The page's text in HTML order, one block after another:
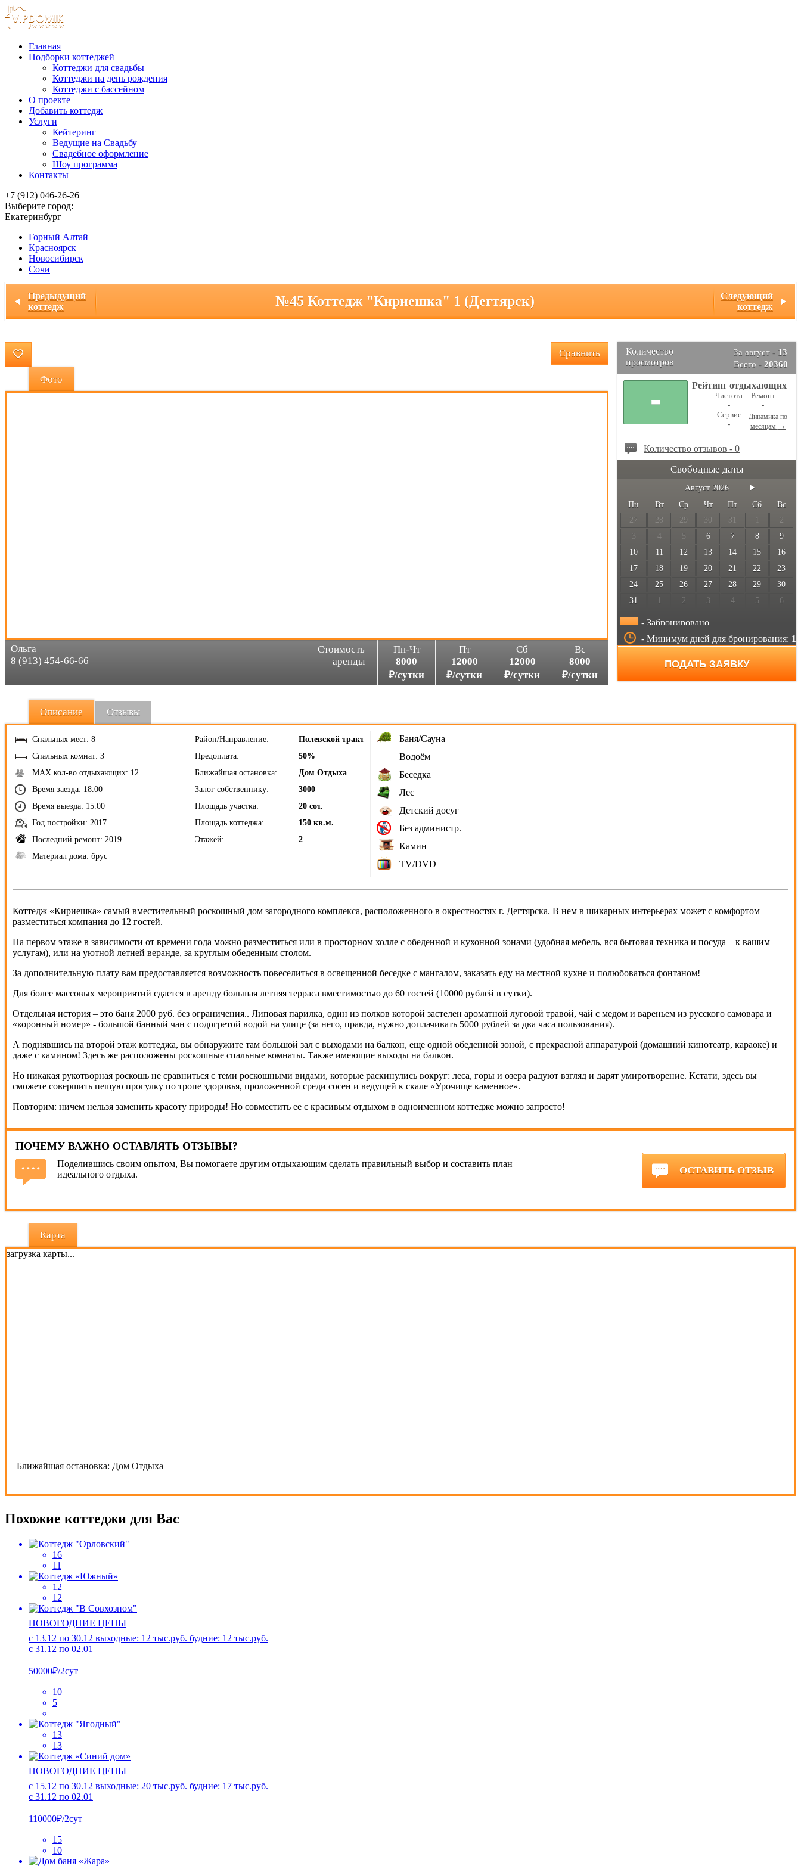
Главная
Подборки коттеджей
Коттеджи для свадьбы
Коттеджи на день рождения
Коттеджи с бассейном
О проекте
Добавить коттедж
Услуги
Кейтеринг
Ведущие на Свадьбу
Свадебное оформление
Шоу программа
Контакты
+7 (912) 046-26-26
Выберите город:
Екатеринбург
Горный Алтай
Красноярск
Новосибирск
Сочи
Предыдущий
коттедж
Следующий
коттедж
№45 Коттедж "Кириешка" 1 (Дегтярск)
Количество
просмотров
За август - 13
Всего - 20360
- Рейтинг отдыхающих
Чистота
-
Ремонт
-
Сервис
-
Динамика по
месяцам →
Количество отзывов - 0
Свободные даты
Август 2026
Пн
Вт Ср Чт Пт Сб
Вс
27
28 29 30 31
2
3
4 5 6 7 8
9
10
11 12 13 14 15
16
17
18 19 20 21 22
23
24
25 26 27 28 29
30
31
2 3 4 5 6
- Забронировано
- Минимум дней для бронирования: 1
ПОДАТЬ ЗАЯВКУ
Сравнить
Фото
Ольга
8 (913) 454-66-66
Стоимость
аренды
Пн-Чт
8000
₽/сутки
Пт
12000
₽/сутки
Сб
12000
₽/сутки
Вс
8000
₽/сутки
Описание Отзывы
Спальных мест: 8
Спальных комнат: 3
MAX кол-во отдыхающих: 12
Время заезда: 18.00
Время выезда: 15.00
Год постройки: 2017
Последний ремонт: 2019
Материал дома: брус
Район/Направление:
Полевской тракт
Предоплата:
50%
Ближайшая остановка:
Дом Отдыха
Залог собственнику:
3000
Площадь участка:
20 сот.
Площадь коттеджа:
150 кв.м.
Этажей:
2
Баня/Сауна
Водоём
Беседка
Лес
Детский досуг
Без администр.
Камин
TV/DVD
Коттедж «Кириешка» самый вместительный роскошный дом загородного комплекса, расположенного в окрестностях г. Дегтярска. В нем в шикарных интерьерах может с комфортом
разместиться компания до 12 гостей.
На первом этаже в зависимости от времени года можно разместиться или в просторном холле с обеденной и кухонной зонами (удобная мебель, вся бытовая техника и посуда – к вашим
услугам), или на уютной летней веранде, за круглым обеденным столом.
За дополнительную плату вам предоставляется возможность повеселиться в освещенной беседке с мангалом, заказать еду на местной кухне и полюбоваться фонтаном!
Для более массовых мероприятий сдается в аренду большая летняя терраса вместимостью до 60 гостей (10000 рублей в сутки).
Отдельная история – это баня 2000 руб. без ограничения.. Липовая парилка, один из полков которой застелен ароматной луговой травой, чай с медом и вареньем из русского самовара и
«коронный номер» - большой банный чан с подогретой водой на улице (за него, правда, нужно доплачивать 5000 рублей за два часа пользования).
А поднявшись на второй этаж коттеджа, вы обнаружите там большой зал с выходами на балкон, еще одной обеденной зоной, с прекрасной аппаратурой (домашний кинотеатр, караоке) и
даже с камином! Здесь же расположены роскошные спальные комнаты. Также имеющие выходы на балкон.
Но никакая рукотворная роскошь не сравниться с теми роскошными видами, которые раскинулись вокруг: леса, горы и озера радуют взгляд и дарят умиротворение. Кстати, здесь вы
сможете совершить пешую прогулку по тропе здоровья, проложенной среди сосен и ведущей к скале «Урочище каменное».
Повторим: ничем нельзя заменить красоту природы! Но совместить ее с красивым отдыхом в одноименном коттедже можно запросто!
ПОЧЕМУ ВАЖНО ОСТАВЛЯТЬ ОТЗЫВЫ?
ОСТАВИТЬ ОТЗЫВ
Поделившись своим опытом, Вы помогаете другим отдыхающим сделать правильный выбор и составить план
идеального отдыха.
Карта
загрузка карты...
Ближайшая остановка: Дом Отдыха
Похожие коттеджи для Вас
16
11
12
12
НОВОГОДНИЕ ЦЕНЫ
с 13.12 по 30.12 выходные: 12 тыс.руб. будние: 12 тыс.руб.
с 31.12 по 02.01
50000₽/2сут
10
5
13
13
НОВОГОДНИЕ ЦЕНЫ
c 15.12 по 30.12 выходные: 20 тыс.руб. будние: 17 тыс.руб.
с 31.12 по 02.01
110000₽/2сут
15
10